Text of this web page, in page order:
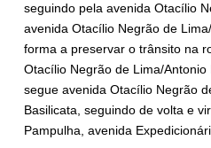
seguindo pela avenida Otacílio
avenida Otacílio Negrão de
forma a preservar o trânsito na
Otacílio Negrão de Lima/
segue avenida Otacílio Negrão
Basilicata, seguindo de volta e
Pampulha, avenida